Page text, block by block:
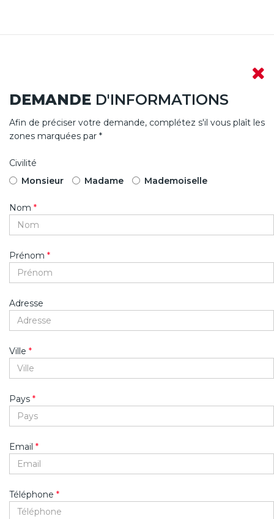
DEMANDE D'INFORMATIONS
Afin de préciser votre demande, complétez s'il vous plaît les
zones marquées par *
Civilité
Monsieur
Madame Mademoiselle
Nom *
Prénom *
Adresse
Ville *
Pays *
Email *
Téléphone *